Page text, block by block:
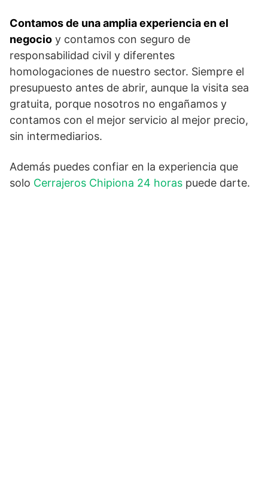
Contamos de una amplia experiencia en el
negocio y contamos con seguro de
responsabilidad civil y diferentes
homologaciones de nuestro sector. Siempre el
presupuesto antes de abrir, aunque la visita sea
gratuita, porque nosotros no engañamos y
contamos con el mejor servicio al mejor precio,
sin intermediarios.
Además puedes confiar en la experiencia que
solo Cerrajeros Chipiona 24 horas puede darte.